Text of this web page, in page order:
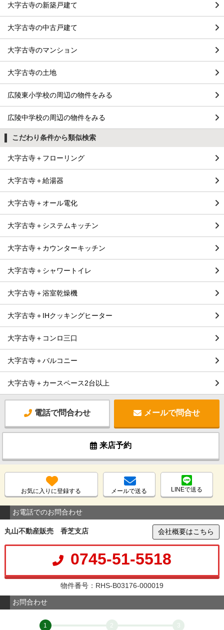
大字古寺の新築戸建て
大字古寺の中古戸建て
大字古寺のマンション
大字古寺の土地
広陵東小学校の周辺の物件をみる
広陵中学校の周辺の物件をみる
こだわり条件から類似検索
大字古寺＋フローリング
大字古寺＋給湯器
大字古寺＋オール電化
大字古寺＋システムキッチン
大字古寺＋カウンターキッチン
大字古寺＋シャワートイレ
大字古寺＋浴室乾燥機
大字古寺＋IHクッキングヒーター
大字古寺＋コンロ三口
大字古寺＋バルコニー
大字古寺＋カースペース2台以上
電話で問合わせ メールで問合せ
来店予約
お気に入りに登録する メールで送る LINEで送る
お電話でのお問合わせ
丸山不動産販売 香芝支店 会社概要はこちら
0745-51-5518
物件番号：RHS-B03176-000019
お問合わせ
1 2 3